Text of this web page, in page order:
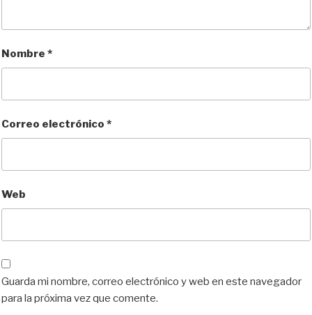
Nombre *
Correo electrónico *
Web
Guarda mi nombre, correo electrónico y web en este navegador
para la próxima vez que comente.